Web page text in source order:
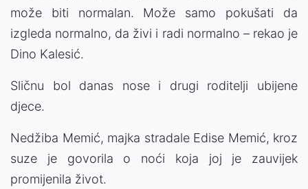
može biti normalan. Može samo pokušati da
izgleda normalno, da živi i radi normalno – rekao je
Dino Kalesić.
Sličnu bol danas nose i drugi roditelji ubijene
djece.
Nedžiba Memić, majka stradale Edise Memić, kroz
suze je govorila o noći koja joj je zauvijek
promijenila život.